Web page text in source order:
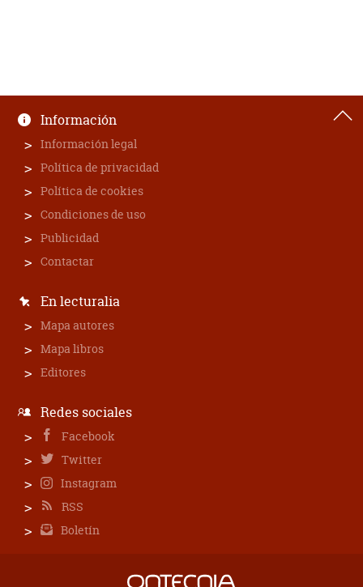
Información
Información legal
Política de privacidad
Política de cookies
Condiciones de uso
Publicidad
Contactar
En lecturalia
Mapa autores
Mapa libros
Editores
Redes sociales
Facebook
Twitter
Instagram
RSS
Boletín